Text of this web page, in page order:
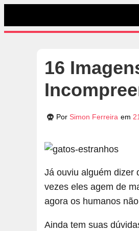
16
Por Simon Ferreira em
Já ouviu alguém dizer
vezes eles agem de
agora os humanos
Ainda tem suas